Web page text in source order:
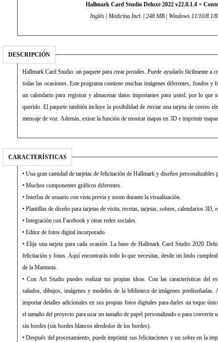
Hallmark Card Studio Deluxe 2022 v22.0.1.4 +
Inglés | Medicina Incl. | 248 MB | Windows 11/10/8.1/
DESCRIPCIÓN
Hallmark Card Studio: un paquete para crear postales. Puede ayudarlo fácilmente a
todas las ocasiones. Este programa contiene muchas imágenes diferentes, fondos y
un calendario para registrar y almacenar datos importantes para usted, por lo que
querido. El paquete también incluye la posibilidad de enviar una tarjeta de correo
mensaje de voz. Además, existe la función de mostrar mapas en 3D e imprimir
CARACTERÍSTICAS
• Una gran cantidad de tarjetas de felicitación de Hallmark y diseños personalizables
• Muchos componentes gráficos diferentes.
• Interfaz de usuario con vista previa y zoom durante la visualización.
• Plantillas de diseño para tarjetas de visita, recetas, tarjetas, sobres, calendarios 3D,
• Integración con Facebook y otras redes sociales.
• Editor de fotos digital incorporado.
• Elija una tarjeta para cada ocasión. La base de Hallmark Card Studio 2020
felicitación y fotos. Aquí encontrarás todo lo que necesitas, desde un lindo
de la Marmota.
• Con Art Studio puedes realizar tus propias ideas. Con las características del
saludos, dibujos, imágenes y modelos de la biblioteca de imágenes prediseñadas.
importar detalles adicionales en sus propias fotos digitales para darles un toque
el tamaño del proyecto para usar un tamaño de papel personalizado o para convertir
sin bordes (sin bordes blancos alrededor de los bordes).
• Después del procesamiento, puede imprimir sus felicitaciones y un sobre en la